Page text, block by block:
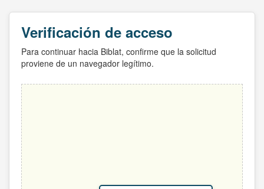
Verificación de acceso
Para continuar hacia Biblat, confirme que la solicitud
proviene de un navegador legítimo.